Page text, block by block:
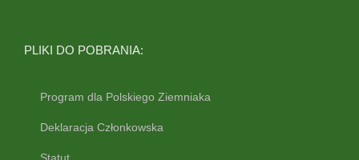
PLIKI DO POBRANIA:
Program dla Polskiego Ziemniaka
Deklaracja Członkowska